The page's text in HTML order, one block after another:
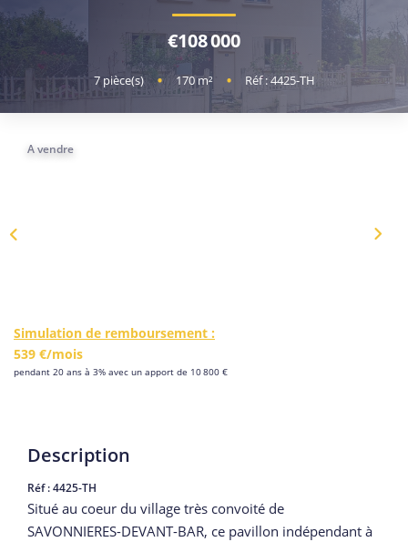
€108 000
7pièce(s) • 170m² • Réf : 4425-TH
A vendre
Simulation de remboursement :
539 €/mois
pendant 20 ans à 3% avec un apport de 10 800 €
Description
Réf : 4425-TH
Situé au coeur du village très convoité de
SAVONNIERES-DEVANT-BAR, ce pavillon indépendant à